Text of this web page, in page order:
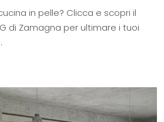
in pelle? Clicca e scopri il
di Zamagna per ultimare i tuoi